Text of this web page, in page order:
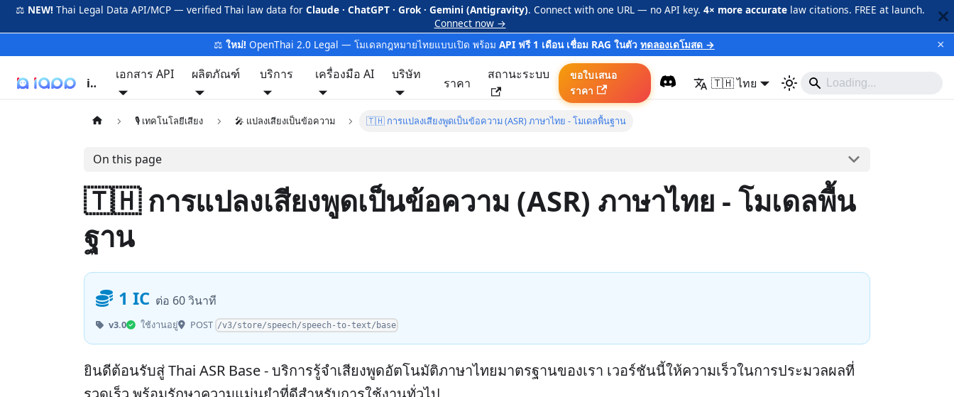
⚖️ NEW! Thai Legal Data API/MCP — verified Thai law data for Claude · ChatGPT · Grok · Gemini (Antigravity). Connect with one URL — no API key. 4× more accuratelaw citations. FREE at launch.
Connect now →
⚖️ ใหม่! OpenThai 2.0 Legal — โมเดลกฎหมายไทยแบบเปิด พร้อม API ฟรี 1 เดือน เชื่อม RAG ในตัว ทดลองเดโมสด → ×
iApp
เอกสาร API ผลิตภัณฑ์ บริการ เครื่องมือ AI บริษัท
ราคา
สถานะระบบ
ขอใบเสนอ
ราคา
🇹🇭 ไทย
🎙️ เทคโนโลยีเสียง 🎤 แปลงเสียงเป็นข้อความ 🇹🇭 การแปลงเสียงพูดเป็นข้อความ (ASR) ภาษาไทย - โมเดลพื้นฐาน
On this page
🇹🇭 การแปลงเสียงพูดเป็นข้อความ (ASR) ภาษาไทย - โมเดลพื้น
ฐาน
1 IC ต่อ 60 วินาที
v3.0 ใช้งานอยู่ POST /v3/store/speech/speech-to-text/base
ยินดีต้อนรับสู่ Thai ASR Base - บริการรู้จำเสียงพูดอัตโนมัติภาษาไทยมาตรฐานของเรา เวอร์ชันนี้ให้ความเร็วในการประมวลผลที่